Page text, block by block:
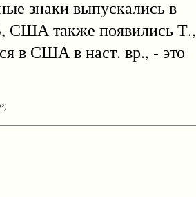
знаки выпускались в
США также появились Т.,
в США в наст. вр., - это